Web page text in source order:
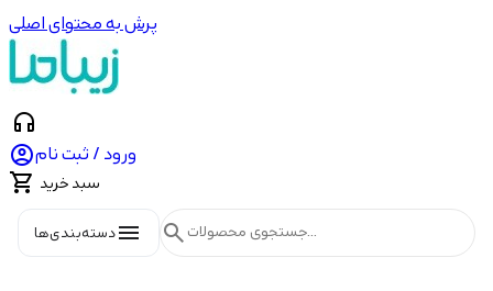
پرش به محتوای اصلی
headphones
ورود / ثبت نام
 سبد خرید
menuدسته‌بندی‌ها search